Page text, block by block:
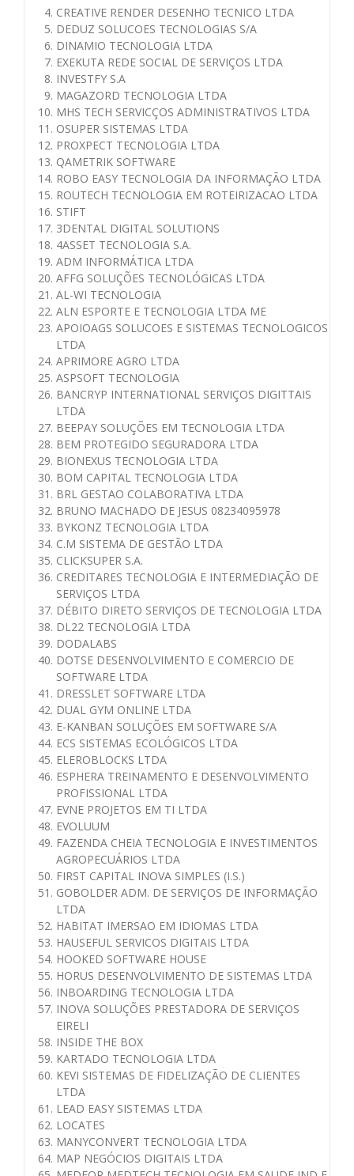
CREATIVE RENDER DESENHO TECNICO LTDA
DEDUZ SOLUCOES TECNOLOGIAS S/A
DINAMIO TECNOLOGIA LTDA
EXEKUTA REDE SOCIAL DE SERVIÇOS LTDA
INVESTFY S.A
MAGAZORD TECNOLOGIA LTDA
MHS TECH SERVICÇOS ADMINISTRATIVOS LTDA
OSUPER SISTEMAS LTDA
PROXPECT TECNOLOGIA LTDA
QAMETRIK SOFTWARE
ROBO EASY TECNOLOGIA DA INFORMAÇÃO LTDA
ROUTECH TECNOLOGIA EM ROTEIRIZACAO LTDA
STIFT
3DENTAL DIGITAL SOLUTIONS
4ASSET TECNOLOGIA S.A.
ADM INFORMÁTICA LTDA
AFFG SOLUÇÕES TECNOLÓGICAS LTDA
AL-WI TECNOLOGIA
ALN ESPORTE E TECNOLOGIA LTDA ME
APOIOAGS SOLUCOES E SISTEMAS TECNOLOGICOS
LTDA
APRIMORE AGRO LTDA
ASPSOFT TECNOLOGIA
BANCRYP INTERNATIONAL SERVIÇOS DIGITTAIS
LTDA
BEEPAY SOLUÇÕES EM TECNOLOGIA LTDA
BEM PROTEGIDO SEGURADORA LTDA
BIONEXUS TECNOLOGIA LTDA
BOM CAPITAL TECNOLOGIA LTDA
BRL GESTAO COLABORATIVA LTDA
BRUNO MACHADO DE JESUS 08234095978
BYKONZ TECNOLOGIA LTDA
C.M SISTEMA DE GESTÃO LTDA
CLICKSUPER S.A.
CREDITARES TECNOLOGIA E INTERMEDIAÇÃO DE
SERVIÇOS LTDA
DÉBITO DIRETO SERVIÇOS DE TECNOLOGIA LTDA
DL22 TECNOLOGIA LTDA
DODALABS
DOTSE DESENVOLVIMENTO E COMERCIO DE
SOFTWARE LTDA
DRESSLET SOFTWARE LTDA
DUAL GYM ONLINE LTDA
E-KANBAN SOLUÇÕES EM SOFTWARE S/A
ECS SISTEMAS ECOLÓGICOS LTDA
ELEROBLOCKS LTDA
ESPHERA TREINAMENTO E DESENVOLVIMENTO
PROFISSIONAL LTDA
EVNE PROJETOS EM TI LTDA
EVOLUUM
FAZENDA CHEIA TECNOLOGIA E INVESTIMENTOS
AGROPECUÁRIOS LTDA
FIRST CAPITAL INOVA SIMPLES (I.S.)
GOBOLDER ADM. DE SERVIÇOS DE INFORMAÇÃO
LTDA
HABITAT IMERSAO EM IDIOMAS LTDA
HAUSEFUL SERVICOS DIGITAIS LTDA
HOOKED SOFTWARE HOUSE
HORUS DESENVOLVIMENTO DE SISTEMAS LTDA
INBOARDING TECNOLOGIA LTDA
INOVA SOLUÇÕES PRESTADORA DE SERVIÇOS
EIRELI
INSIDE THE BOX
KARTADO TECNOLOGIA LTDA
KEVI SISTEMAS DE FIDELIZAÇÃO DE CLIENTES
LTDA
LEAD EASY SISTEMAS LTDA
LOCATES
MANYCONVERT TECNOLOGIA LTDA
MAP NEGÓCIOS DIGITAIS LTDA